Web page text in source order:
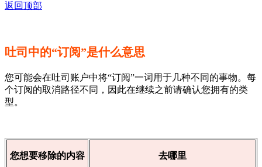
返回顶部
吐司中的“订阅”是什么意思
您可能会在吐司账户中将“订阅”一词用于几种不同的事物。每
个订阅的取消路径不同，因此在继续之前请确认您拥有的类
型。
您想要移除的内容 去哪里